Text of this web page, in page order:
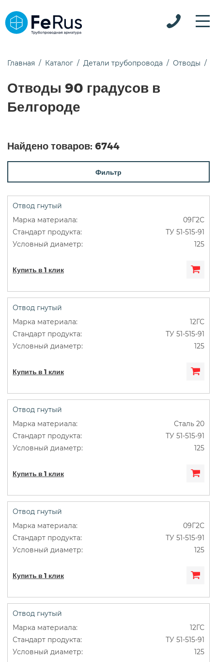
Главная Каталог Детали трубопровода Отводы
Отводы 90 градусов в
Белгороде
Найдено товаров: 6744
Фильтр
Отвод гнутый
09Г2С
ТУ 51-515-91
125
Купить в 1 клик
Отвод гнутый
12ГС
ТУ 51-515-91
125
Купить в 1 клик
Отвод гнутый
Сталь 20
ТУ 51-515-91
125
Купить в 1 клик
Отвод гнутый
09Г2С
ТУ 51-515-91
125
Купить в 1 клик
Отвод гнутый
12ГС
ТУ 51-515-91
125